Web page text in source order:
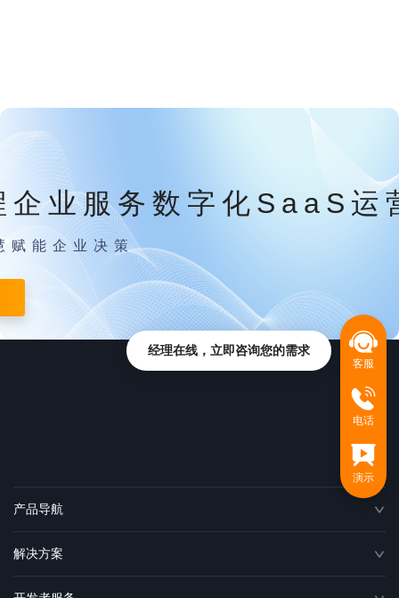
企业服务数字化SaaS运
赋能企业决策
产品导航
解决方案
客服
电话
演示
经理在线，立即咨询您的需求